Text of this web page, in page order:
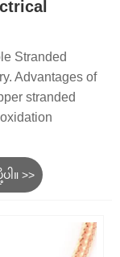
Stranded
Advantages of
stranded
ါ။ >>